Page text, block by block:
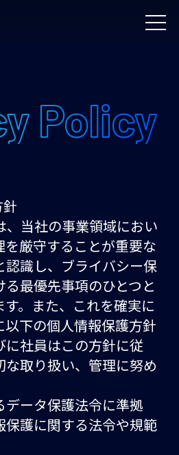
Policy
、当社の事業領域におい
厳守することが重要な
識し、ブライバシー保
最優先事項のひとつと
。また、これを確実に
下の個人情報保護方針
に社員はこの方針に従
取り扱い、管理に努め
データ保護法令に準拠
保護に関する法令や規範